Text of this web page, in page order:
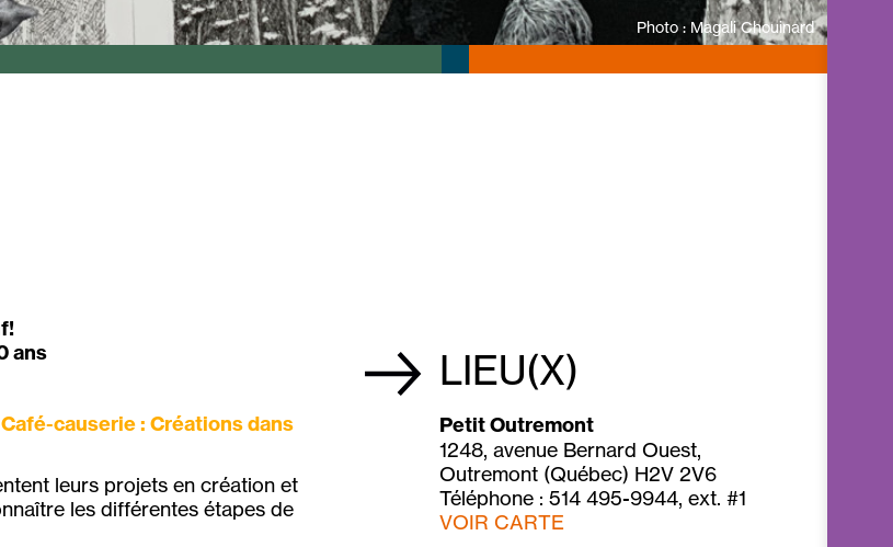
Photo : Magali Chouinard
LIEU(X)
Petit Outremont
1248, avenue Bernard Ouest,
Outremont (Québec) H2V 2V6
Téléphone : 514 495-9944, ext. #1
VOIR CARTE
ans
Café-causerie : Créations dans
leurs projets en création et
les différentes étapes de